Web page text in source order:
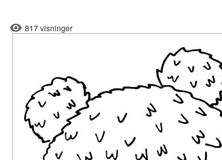
817 visninger